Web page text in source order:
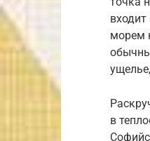
морем
в